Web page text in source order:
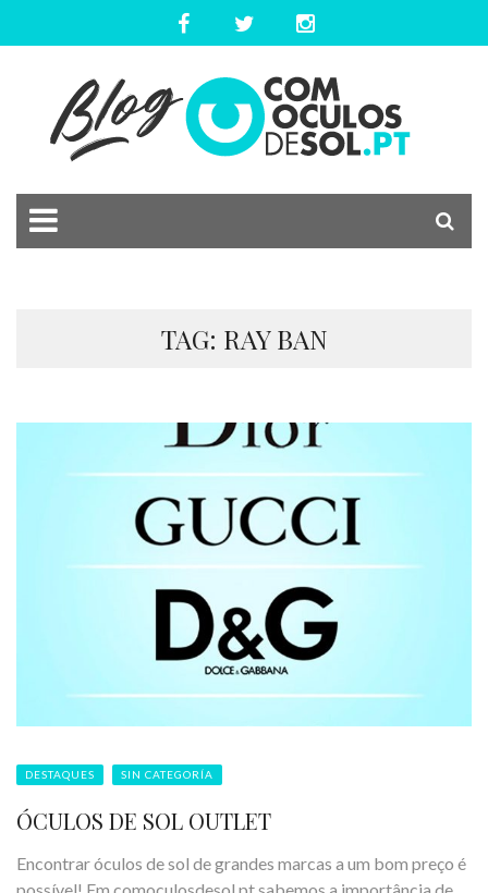
TAG: RAY BAN
DESTAQUES SIN CATEGORÍA
ÓCULOS DE SOL OUTLET
Encontrar óculos de sol de grandes marcas a um bom preço é
possível! Em comoculosdesol.pt sabemos a importância de